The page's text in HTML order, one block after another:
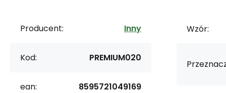
Producent: Inny
Kod: PREMIUM020
ean: 8595721049169
Wzór: